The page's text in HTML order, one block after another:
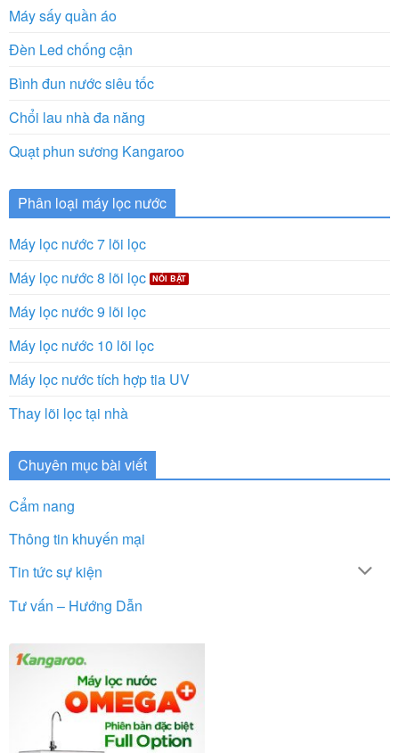
Máy sấy quần áo
Đèn Led chống cận
Bình đun nước siêu tốc
Chổi lau nhà đa năng
Quạt phun sương Kangaroo
Phân loại máy lọc nước
Máy lọc nước 7 lõi lọc
Máy lọc nước 8 lõi lọc
Máy lọc nước 9 lõi lọc
Máy lọc nước 10 lõi lọc
Máy lọc nước tích hợp tia UV
Thay lõi lọc tại nhà
Chuyên mục bài viết
Cẩm nang
Thông tin khuyến mại
Tin tức sự kiện
Tư vấn – Hướng Dẫn